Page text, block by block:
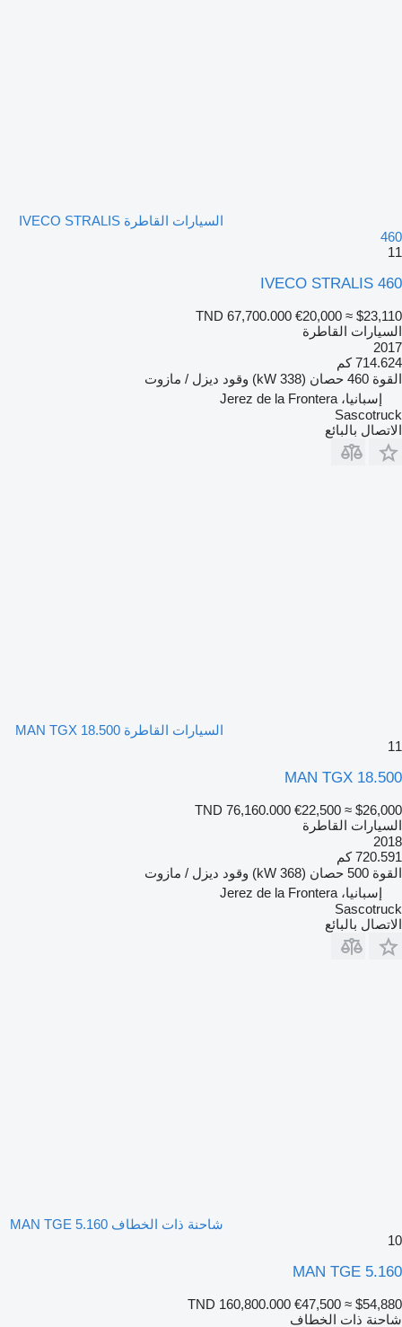
السيارات القاطرة IVECO STRALIS
460
11
IVECO STRALIS 460
TND 67,700.000 €20,000 ≈ $23,110
السيارات القاطرة
2017
714.624 كم
القوة 460 حصان (338 kW) وقود ديزل / مازوت
إسبانيا، Jerez de la Frontera
Sascotruck
الاتصال بالبائع
السيارات القاطرة MAN TGX 18.500
11
MAN TGX 18.500
TND 76,160.000 €22,500 ≈ $26,000
السيارات القاطرة
2018
720.591 كم
القوة 500 حصان (368 kW) وقود ديزل / مازوت
إسبانيا، Jerez de la Frontera
Sascotruck
الاتصال بالبائع
شاحنة ذات الخطاف MAN TGE 5.160
10
MAN TGE 5.160
TND 160,800.000 €47,500 ≈ $54,880
شاحنة ذات الخطاف